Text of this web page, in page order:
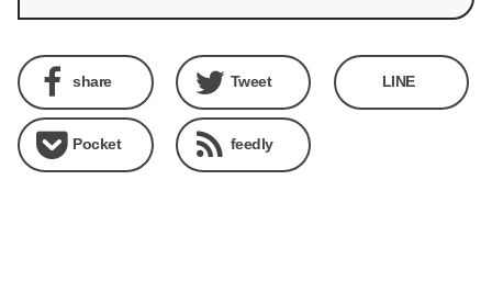
share Tweet LINE
Pocket feedly